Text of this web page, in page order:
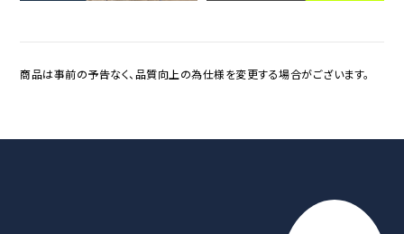
商品は事前の予告なく、品質向上の為仕様を変更する場合がございます。